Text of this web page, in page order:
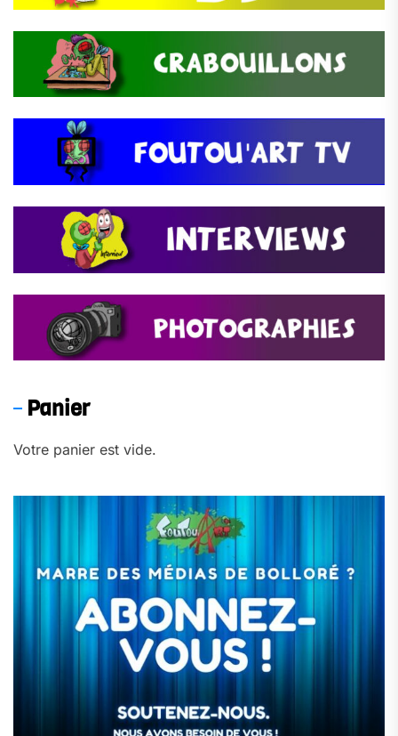
Panier
Votre panier est vide.